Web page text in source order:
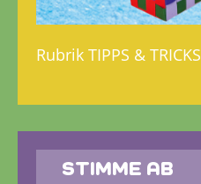
Rubrik TIPPS & TRICKS
STIMME AB